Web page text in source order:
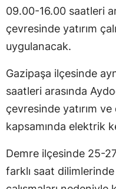
09.00-16.00 saatleri
çevresinde yatırım
uygulanacak.
Gazipaşa ilçesinde
saatleri arasında
çevresinde yatırım ve
kapsamında elektrik
Demre ilçesinde 25-
farklı saat